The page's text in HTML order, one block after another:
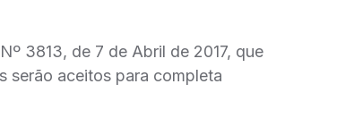
3813, de 7 de Abril de 2017, que
serão aceitos para completa